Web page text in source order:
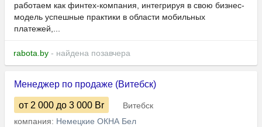
работаем как финтех-компания, интегрируя в свою бизнес-
модель успешные практики в области мобильных
платежей,...
rabota.by - найдена позавчера
Менеджер по продаже (Витебск)
от 2 000 до 3 000 Br
Витебск
компания: Немецкие ОКНА Бел